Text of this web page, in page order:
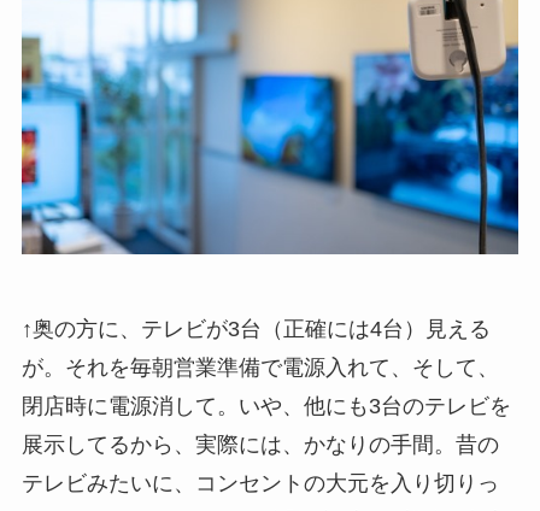
↑奥の方に、テレビが3台（正確には4台）見える
が。それを毎朝営業準備で電源入れて、そして、
閉店時に電源消して。いや、他にも3台のテレビを
展示してるから、実際には、かなりの手間。昔の
テレビみたいに、コンセントの大元を入り切りっ